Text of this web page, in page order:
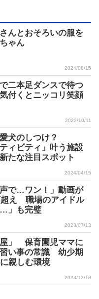
んとおそろいの服を
ゃん
2024/08/15
二本足ダンスで待つ
付くとニッコリ笑顔
2023/10/11
犬のしつけ？
ィビティ」叶う施設
たな注目スポット
2024/04/15
で…ワン！」動画が
超え 職場のアイドル
」も完璧
2023/07/13
」 保育園児ママに
い事の常識 幼少期
親しむ環境
2023/12/18